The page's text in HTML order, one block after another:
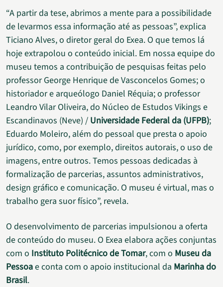
“A partir da tese, abrimos a mente para a possibilidade
de levarmos essa informação até as pessoas”, explica
Ticiano Alves, o diretor geral do Exea. O que temos lá
hoje extrapolou o conteúdo inicial. Em nossa equipe do
museu temos a contribuição de pesquisas feitas pelo
professor George Henrique de Vasconcelos Gomes; o
historiador e arqueólogo Daniel Réquia; o professor
Leandro Vilar Oliveira, do Núcleo de Estudos Vikings e
Escandinavos (Neve) / Universidade Federal da (UFPB);
Eduardo Moleiro, além do pessoal que presta o apoio
jurídico, como, por exemplo, direitos autorais, o uso de
imagens, entre outros. Temos pessoas dedicadas à
formalização de parcerias, assuntos administrativos,
design gráfico e comunicação. O museu é virtual, mas o
trabalho gera suor físico”, revela.
O desenvolvimento de parcerias impulsionou a oferta
de conteúdo do museu. O Exea elabora ações conjuntas
com o Instituto Politécnico de Tomar, com o Museu da
Pessoae conta com o apoio institucional da Marinha do
Brasil.